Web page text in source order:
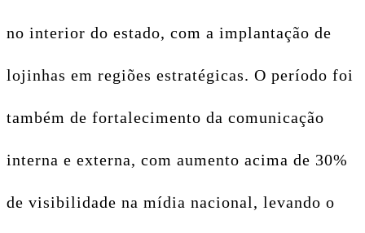
no interior do estado, com a implantação de
lojinhas em regiões estratégicas. O período foi
também de fortalecimento da comunicação
interna e externa, com aumento acima de 30%
de visibilidade na mídia nacional, levando o